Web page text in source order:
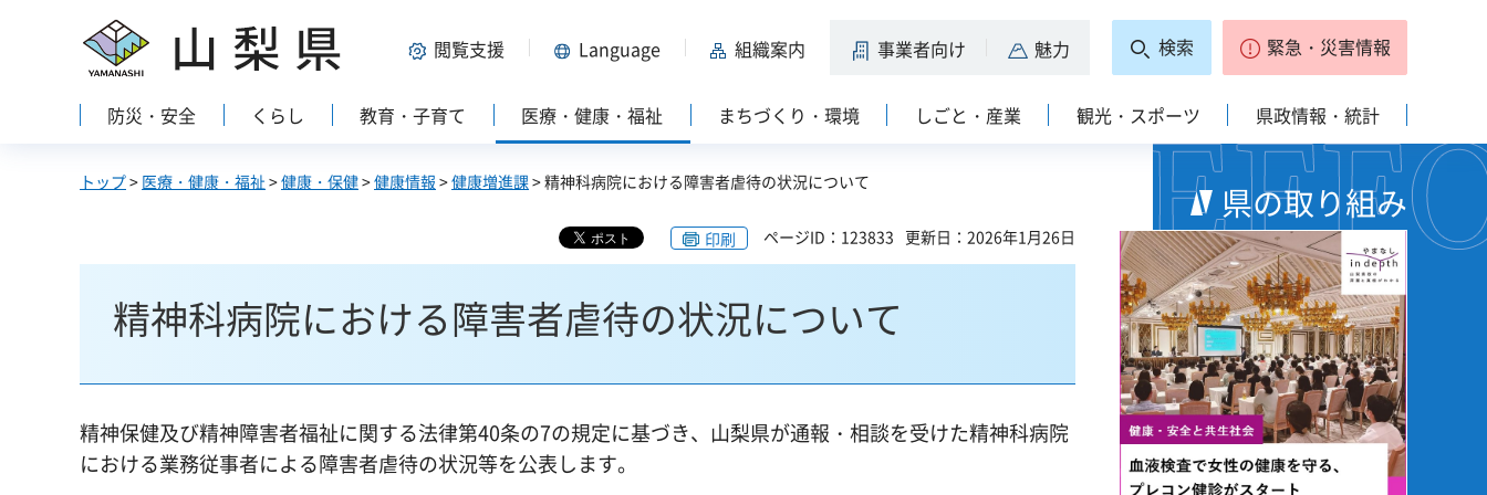
山梨県 閲覧支援 Language 組織案内 事業者向け 魅力 検索 緊急・災害情報
防災・安全 くらし 教育・子育て 医療・健康・福祉 まちづくり・環境 しごと・産業 観光・スポーツ 県政情報・統計
トップ> 医療・健康・福祉 >健康・保健>健康情報 >健康増進課> 精神科病院における障害者虐待の状況について
印刷 ページID：123833 更新日：2026年1月26日
精神科病院における障害者虐待の状況について
精神保健及び精神障害者福祉に関する法律第40条の7の規定に基づき、山梨県が通報・相談を受けた精神科病院
における業務従事者による障害者虐待の状況等を公表します。
県の取り組み